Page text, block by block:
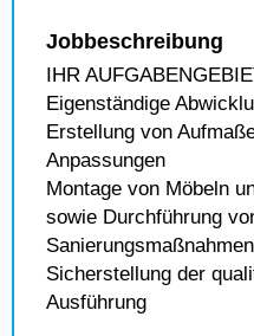
Jobbeschreibung
IHR
Eigenständige
Erstellung von
Anpassungen
Montage von Möbeln
sowie Durchführung
Sanierungsmaßnahmen
Sicherstellung der
Ausführung